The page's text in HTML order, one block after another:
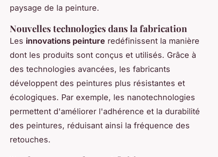
paysage de la peinture.
Nouvelles technologies dans la fabrication
Les innovations peinture redéfinissent la manière
dont les produits sont conçus et utilisés. Grâce à
des technologies avancées, les fabricants
développent des peintures plus résistantes et
écologiques. Par exemple, les nanotechnologies
permettent d'améliorer l'adhérence et la durabilité
des peintures, réduisant ainsi la fréquence des
retouches.